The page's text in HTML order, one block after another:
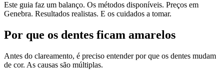
Este guia faz um balanço. Os métodos disponíveis. Preços em
Genebra. Resultados realistas. E os cuidados a tomar.
Por que os dentes ficam amarelos
Antes do clareamento, é preciso entender por que os dentes mudam
de cor. As causas são múltiplas.